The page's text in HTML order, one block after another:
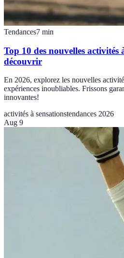
Tendances7 min
Top 10 des nouvelles activités
découvrir
En 2026, explorez les nouvelles
expériences inoubliables. Frissons
innovantes!
activités à sensationstendances 2026
Aug 9